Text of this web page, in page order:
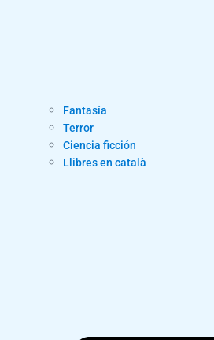
Fantasía
Terror
Ciencia ficción
Llibres en català